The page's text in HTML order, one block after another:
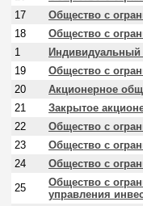
17
Общество с
18
Общество с
1
Индивидуальный
19
Общество с
20
Акционерное
21
Закрытое
22
Общество с
23
Общество с
24
Общество с
25
Общество с
управления